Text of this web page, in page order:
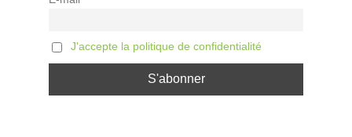
J'accepte la politique de confidentialité